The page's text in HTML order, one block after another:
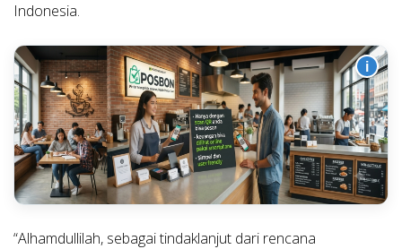
Indonesia.
i
“Alhamdullilah, sebagai tindaklanjut dari rencana